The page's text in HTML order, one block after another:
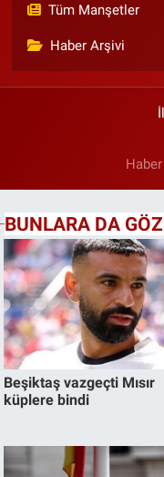
Tüm Manşetler
Haber Arşivi
Haber